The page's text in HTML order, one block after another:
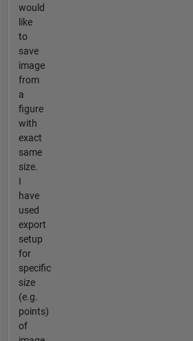
would
like
to
save
image
from
a
figure
with
exact
same
size.
I
have
used
export
setup
for
specific
size
(e.g.
points)
of